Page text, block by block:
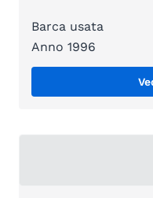
Barca usata
Anno 1996